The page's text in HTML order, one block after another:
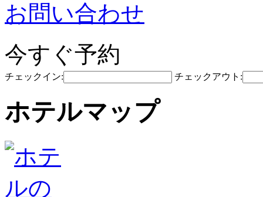
お問い合わせ
今すぐ予約
チェックイン: チェックアウト:
ホテルマップ